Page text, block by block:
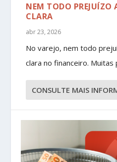
NEM TODO PREJUÍZO
CLARA
abr 23, 2026
No varejo, nem todo
clara no financeiro.
CONSULTE MAIS